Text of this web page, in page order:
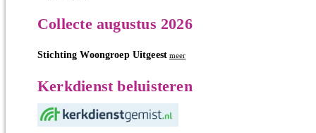
Collecte augustus 2026
Stichting Woongroep Uitgeest meer
Kerkdienst beluisteren